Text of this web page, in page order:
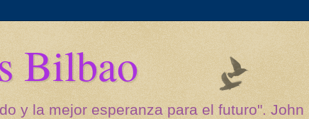
Bilbao
y la mejor esperanza para el futuro". John